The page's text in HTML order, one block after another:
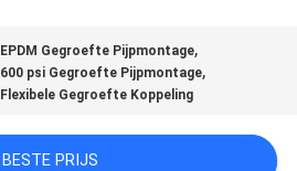
EPDM Gegroefte Pijpmontage,
600 psi Gegroefte Pijpmontage,
Flexibele Gegroefte Koppeling
BESTE PRIJS